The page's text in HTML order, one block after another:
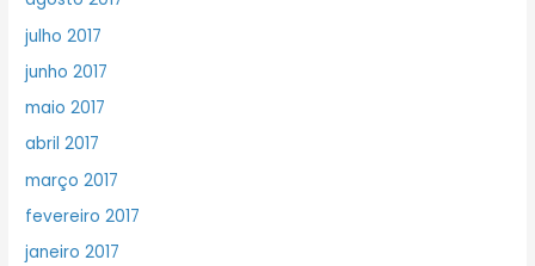
julho 2017
junho 2017
maio 2017
abril 2017
março 2017
fevereiro 2017
janeiro 2017